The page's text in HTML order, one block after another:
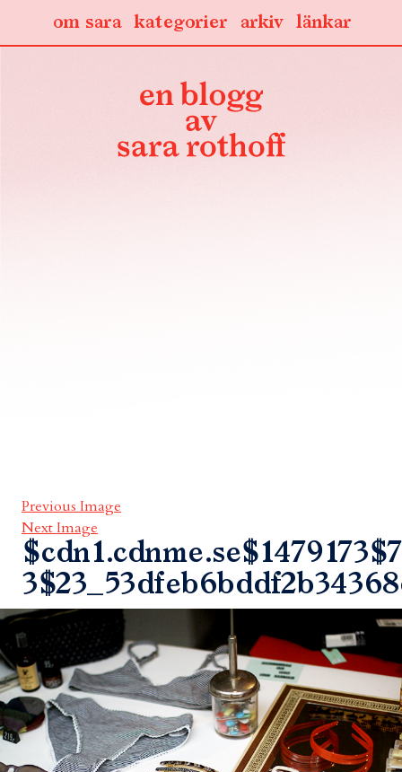
länkar
arkiv
kategorier
om sara
Previous Image
Next Image